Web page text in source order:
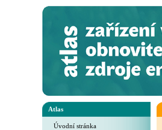
Atlas
Úvodní stránka